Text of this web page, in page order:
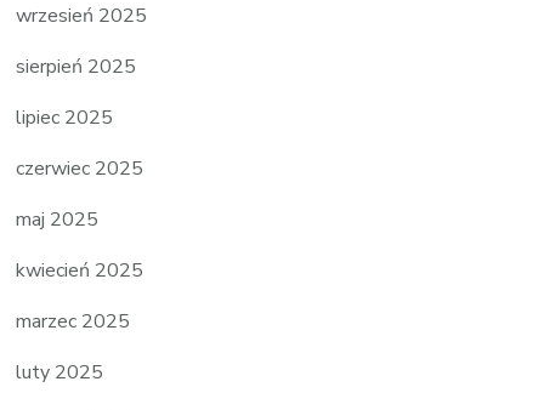
wrzesień 2025
sierpień 2025
lipiec 2025
czerwiec 2025
maj 2025
kwiecień 2025
marzec 2025
luty 2025